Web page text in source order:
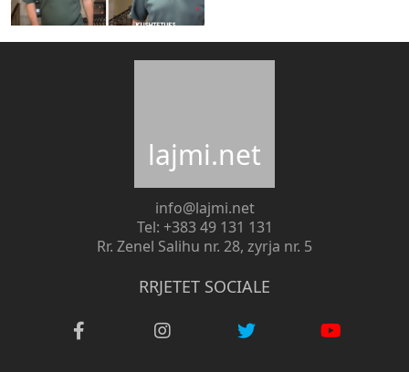
lajmi.net
info@lajmi.net
Tel: +383 49 131 131
Rr. Zenel Salihu nr. 28, zyrja nr. 5
RRJETET SOCIALE